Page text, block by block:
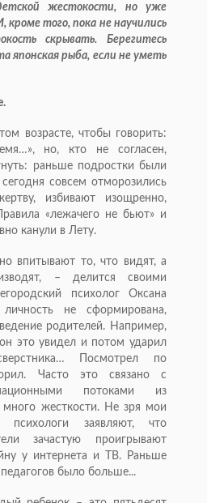
жестокости, но уже
кроме того, пока не научились
скрывать. Берегитесь
японская рыба, если не уметь
возрасте, чтобы говорить:
но, кто не согласен,
раньше подростки были
совсем отморозились
избивают изощренно,
«лежачего не бьют» и
канули в Лету.
впитывают то, что видят, а
– делится своими
психолог Оксана
не сформирована,
родителей. Например,
это увидел и потом ударил
Посмотрел по
Часто это связано с
потоками из
много жесткости. Не зря мои
психологи заявляют, что
зачастую проигрывают
у интернета и ТВ. Раньше
было больше...